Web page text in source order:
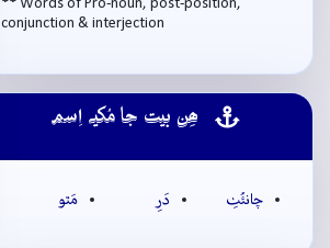
** Words of Pro-noun, post-position,
conjunction & interjection
ھِن بيت جا مُکيہ اِسم
چانئُٺِ دَرِ مَٿو